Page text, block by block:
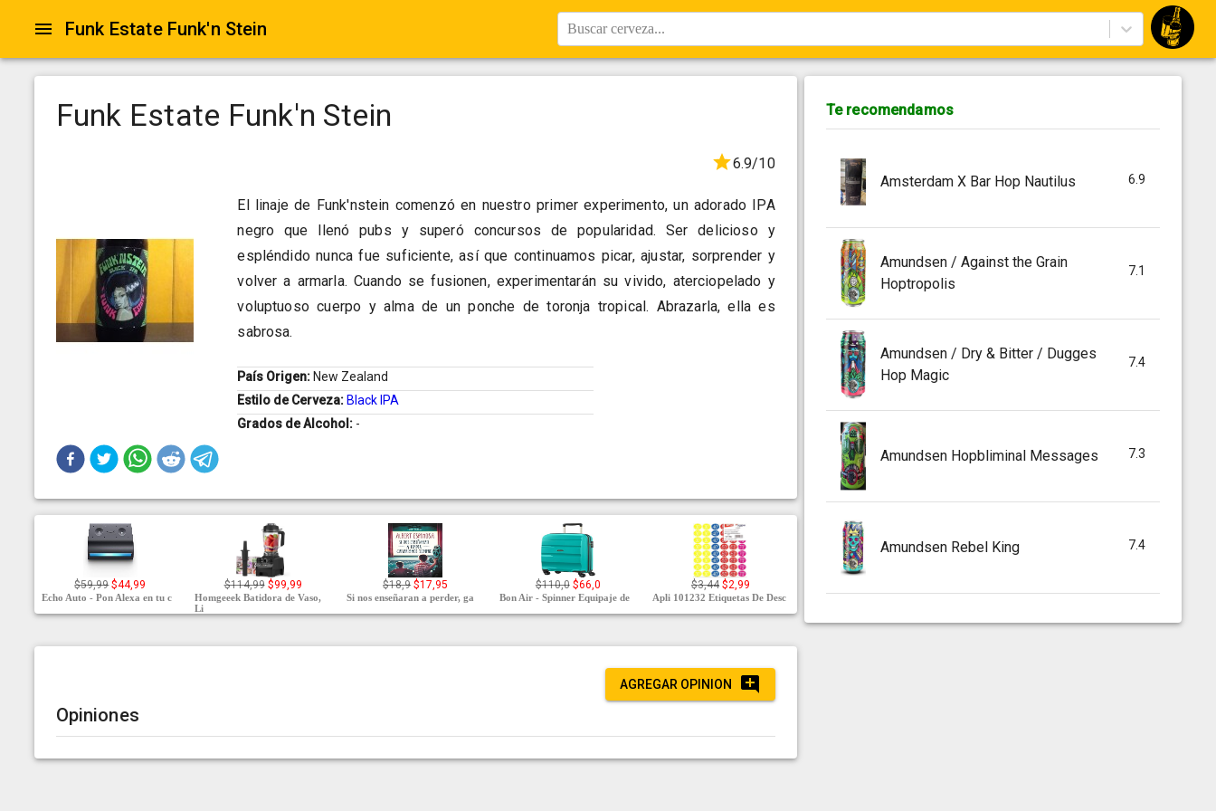
Funk Estate Funk'n Stein Buscar cerveza...
Funk Estate Funk'n Stein
6.9/10
El linaje de Funk'nstein comenzó en nuestro primer experimento, un adorado IPA
negro que llenó pubs y superó concursos de popularidad. Ser delicioso y
espléndido nunca fue suficiente, así que continuamos picar, ajustar, sorprender y
volver a armarla. Cuando se fusionen, experimentarán su vivido, aterciopelado y
voluptuoso cuerpo y alma de un ponche de toronja tropical. Abrazarla, ella es
sabrosa.
País Origen: New Zealand
Estilo de Cerveza: Black IPA
Grados de Alcohol: -
$59,99 $44,99
Echo Auto - Pon Alexa en tu c
$114,99 $99,99
Homgeeek Batidora de Vaso,
Li
$18,9 $17,95
Si nos enseñaran a perder, ga
$110,0 $66,0
Bon Air - Spinner Equipaje de
$3,44 $2,99
Apli 101232 Etiquetas De Desc
AGREGAR OPINION
Opiniones
Te recomendamos
Amsterdam X Bar Hop Nautilus 6.9
Amundsen / Against the Grain
Hoptropolis
7.1
Amundsen / Dry & Bitter / Dugges
Hop Magic
7.4
Amundsen Hopbliminal Messages 7.3
Amundsen Rebel King 7.4